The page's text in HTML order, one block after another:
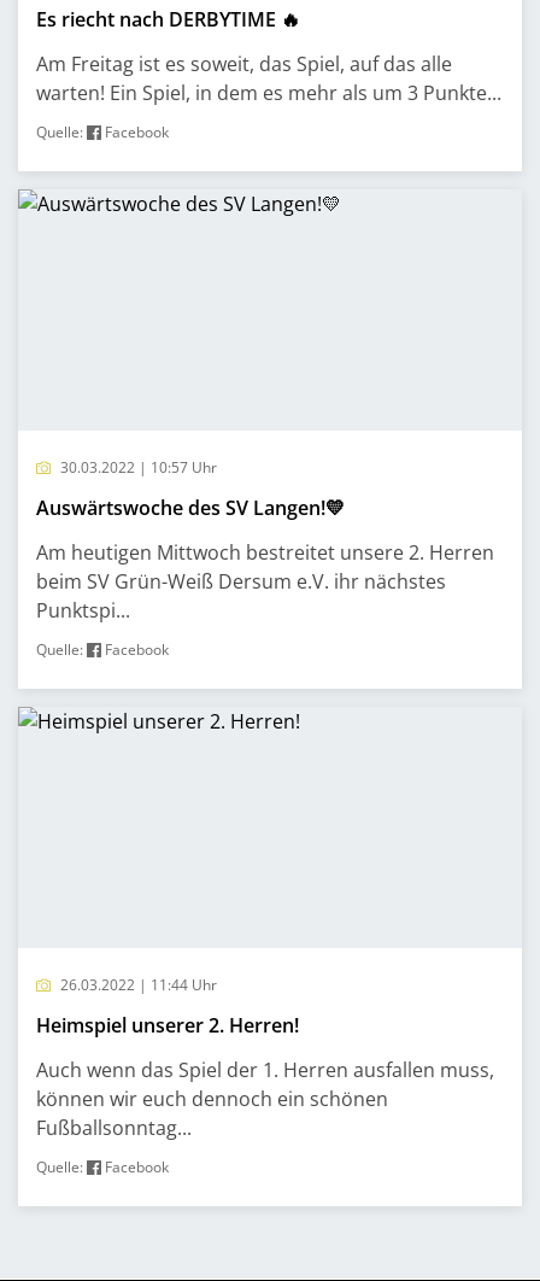
Es riecht nach DERBYTIME 🔥
Am Freitag ist es soweit, das Spiel, auf das alle
warten! Ein Spiel, in dem es mehr als um 3 Punkte...
Quelle: Facebook
30.03.2022 | 10:57 Uhr
Auswärtswoche des SV Langen!💛
Am heutigen Mittwoch bestreitet unsere 2. Herren
beim SV Grün-Weiß Dersum e.V. ihr nächstes
Punktspi...
Quelle: Facebook
26.03.2022 | 11:44 Uhr
Heimspiel unserer 2. Herren!
Auch wenn das Spiel der 1. Herren ausfallen muss,
können wir euch dennoch ein schönen
Fußballsonntag...
Quelle: Facebook